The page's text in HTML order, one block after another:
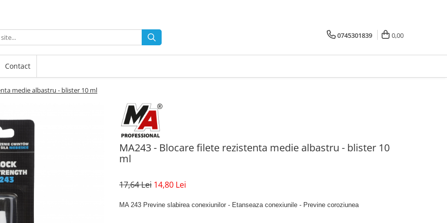
0745301839 0,00
Contact
medie albastru - blister 10 ml
MA243 - Blocare filete rezistenta medie albastru - blister 10
ml
17,64 Lei 14,80 Lei
MA 243 Previne slabirea conexiunilor - Etanseaza conexiunile - Previne coroziunea